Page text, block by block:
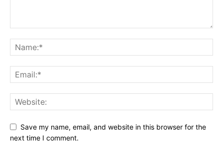
Save my name, email, and website in this browser for the
next time I comment.